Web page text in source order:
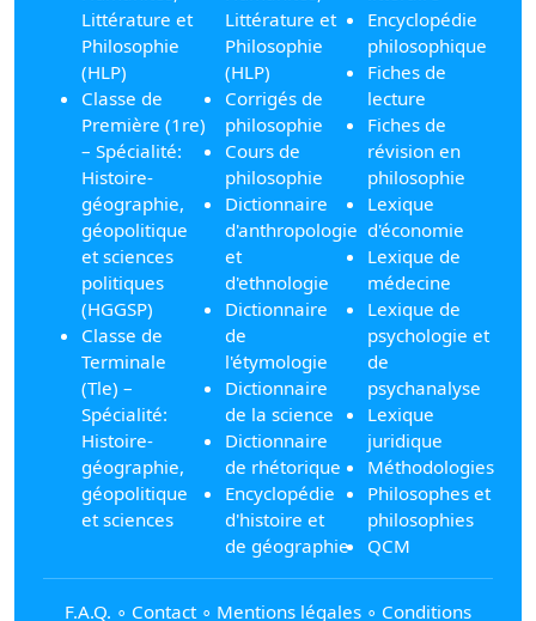
Littérature et
Philosophie
(HLP)
Classe de
Première (1re)
– Spécialité:
Histoire-
géographie,
géopolitique
et sciences
politiques
(HGGSP)
Classe de
Terminale
(Tle) –
Spécialité:
Histoire-
géographie,
géopolitique
et sciences
Littérature et
Philosophie
(HLP)
Corrigés de
philosophie
Cours de
philosophie
Dictionnaire
d'anthropologie
et
d'ethnologie
Dictionnaire
de
l'étymologie
Dictionnaire
de la science
Dictionnaire
de rhétorique
Encyclopédie
d'histoire et
de géographie
Encyclopédie
philosophique
Fiches de
lecture
Fiches de
révision en
philosophie
Lexique
d'économie
Lexique de
médecine
Lexique de
psychologie et
de
psychanalyse
Lexique
juridique
Méthodologies
Philosophes et
philosophies
QCM
F.A.Q. ∘ Contact ∘ Mentions légales ∘ Conditions